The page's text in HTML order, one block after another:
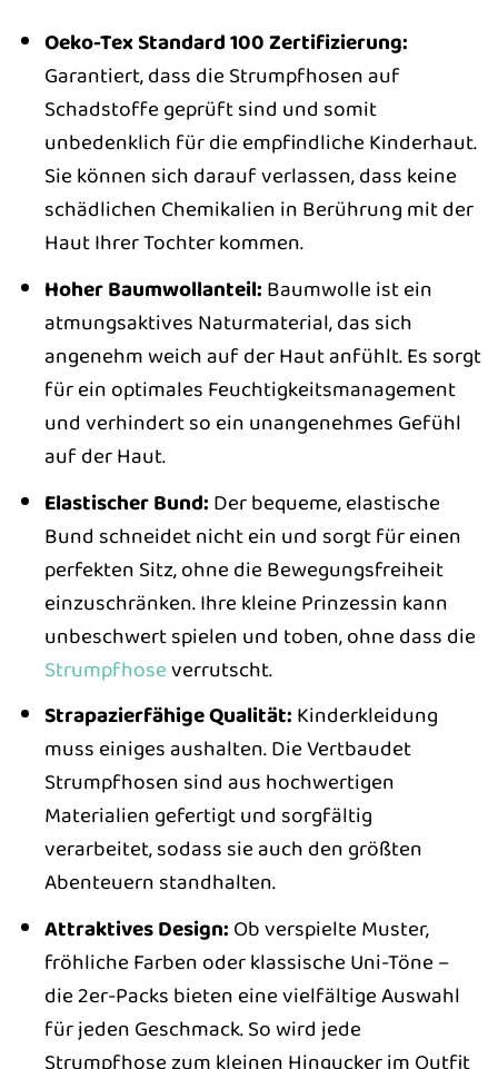
Oeko-Tex Standard 100 Zertifizierung:
Garantiert, dass die Strumpfhosen auf
Schadstoffe geprüft sind und somit
unbedenklich für die empfindliche Kinderhaut.
Sie können sich darauf verlassen, dass keine
schädlichen Chemikalien in Berührung mit der
Haut Ihrer Tochter kommen.
Hoher Baumwollanteil: Baumwolle ist ein
atmungsaktives Naturmaterial, das sich
angenehm weich auf der Haut anfühlt. Es sorgt
für ein optimales Feuchtigkeitsmanagement
und verhindert so ein unangenehmes Gefühl
auf der Haut.
Elastischer Bund: Der bequeme, elastische
Bund schneidet nicht ein und sorgt für einen
perfekten Sitz, ohne die Bewegungsfreiheit
einzuschränken. Ihre kleine Prinzessin kann
unbeschwert spielen und toben, ohne dass die
Strumpfhoseverrutscht.
Strapazierfähige Qualität: Kinderkleidung
muss einiges aushalten. Die Vertbaudet
Strumpfhosen sind aus hochwertigen
Materialien gefertigt und sorgfältig
verarbeitet, sodass sie auch den größten
Abenteuern standhalten.
Attraktives Design: Ob verspielte Muster,
fröhliche Farben oder klassische Uni-Töne –
die 2er-Packs bieten eine vielfältige Auswahl
für jeden Geschmack. So wird jede
Strumpfhose zum kleinen Hingucker im Outfit